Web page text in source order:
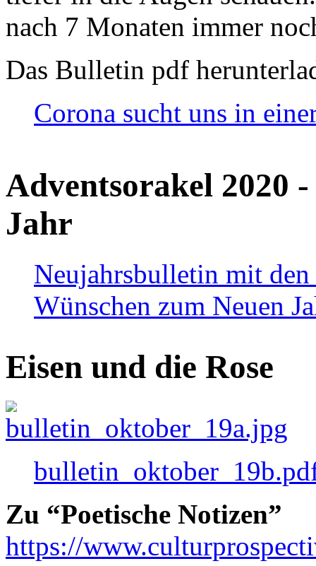
nach 7 Monaten immer
Das Bulletin pdf
Corona sucht uns in
Adventsorakel 2020
Jahr
Neujahrsbulletin mit den
Wünschen zum Neuen
Eisen und die Rose
Zu “Poetische Notizen”
https://